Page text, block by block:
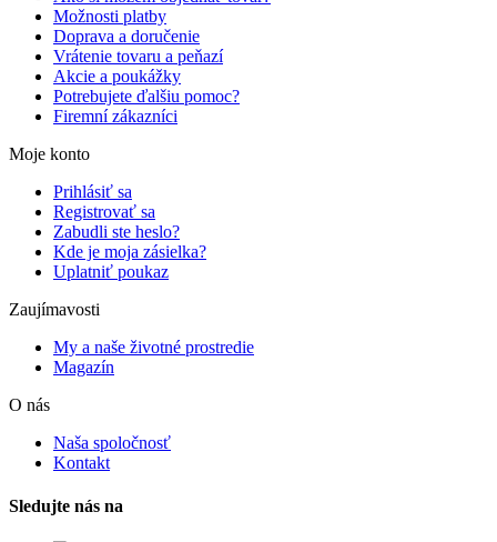
Možnosti platby
Doprava a doručenie
Vrátenie tovaru a peňazí
Akcie a poukážky
Potrebujete ďalšiu pomoc?
Firemní zákazníci
Moje konto
Prihlásiť sa
Registrovať sa
Zabudli ste heslo?
Kde je moja zásielka?
Uplatniť poukaz
Zaujímavosti
My a naše životné prostredie
Magazín
O nás
Naša spoločnosť
Kontakt
Sledujte nás na